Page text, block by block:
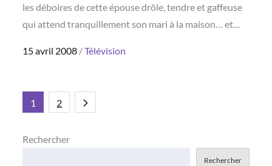
les déboires de cette épouse drôle, tendre et gaffeuse
qui attend tranquillement son mari à la maison… et…
Posted
15 avril 2008 Télévision
Pagination
des
1 2
Rechercher
Rechercher